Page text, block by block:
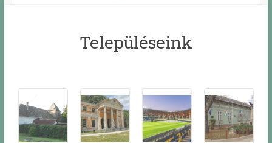
Településeink